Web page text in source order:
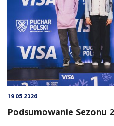
19 05 2026
Podsumowanie Sezonu